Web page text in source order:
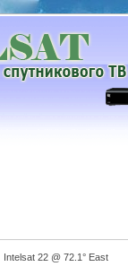
Intelsat 22 @ 72.1° East